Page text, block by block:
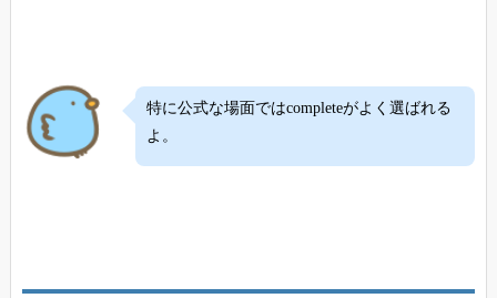
特に公式な場面ではcompleteがよく選ばれる
よ。